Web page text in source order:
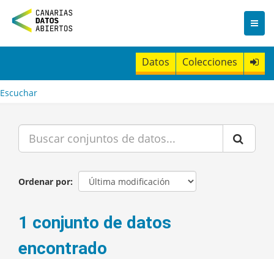
n
t
Datos Colecciones
Escuchar
Ordenar por
1 conjunto de datos
encontrado